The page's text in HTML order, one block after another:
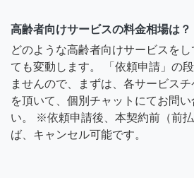
高齢者向けサービスの料金相場は？
どのような高齢者向けサービスを
ても変動します。 「依頼申請」の
ませんので、まずは、各サービスチ
を頂いて、個別チャットにてお問
い。 ※依頼申請後、本契約前（前
ば、キャンセル可能です。